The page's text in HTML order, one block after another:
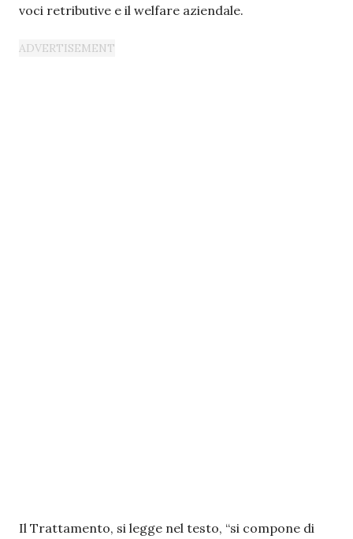
voci retributive e il welfare aziendale.
Il Trattamento, si legge nel testo, “si compone di